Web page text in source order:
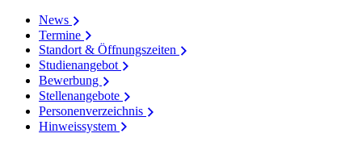
News
Termine
Standort & Öffnungszeiten
Studienangebot
Bewerbung
Stellenangebote
Personenverzeichnis
Hinweissystem